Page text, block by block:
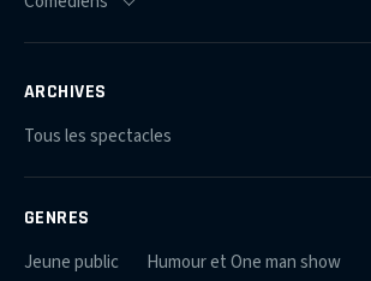
ARCHIVES
Tous les spectacles
GENRES
Jeune public
Humour et One man show